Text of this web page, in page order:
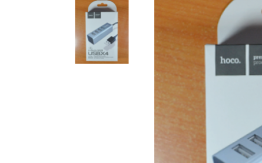
Кабелі
Компакт-диски CD/DVD
Всі розділи